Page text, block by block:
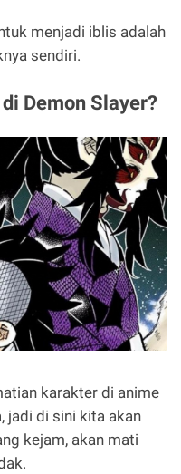
menjadi iblis adalah
sendiri.
Demon Slayer?
karakter di anime
jadi di sini kita akan
kejam, akan mati